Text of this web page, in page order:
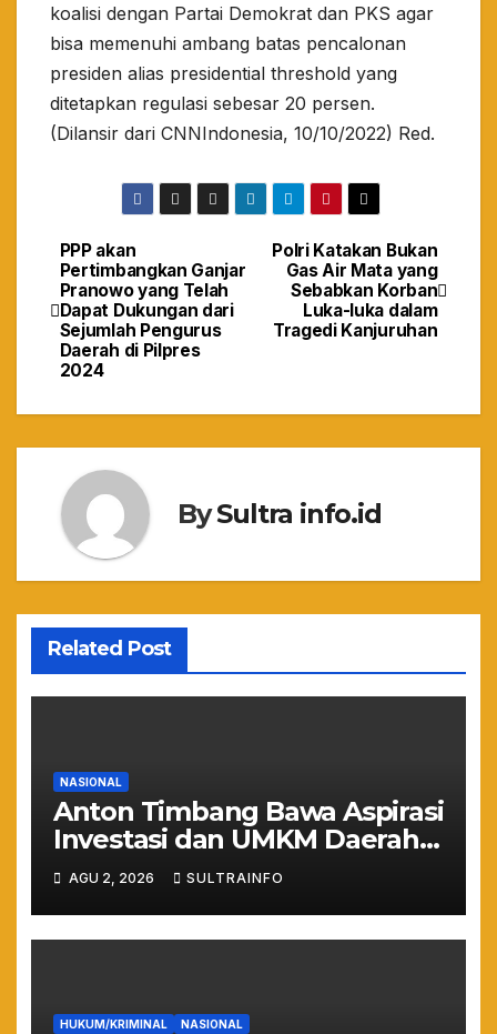
koalisi dengan Partai Demokrat dan PKS agar
bisa memenuhi ambang batas pencalonan
presiden alias presidential threshold yang
ditetapkan regulasi sebesar 20 persen.
(Dilansir dari CNNIndonesia, 10/10/2022) Red.
Navigasi
pos
Polri Katakan Bukan
Gas Air Mata yang
Sebabkan Korban
Luka-luka dalam
Tragedi Kanjuruhan
PPP akan
Pertimbangkan Ganjar
Pranowo yang Telah
Dapat Dukungan dari
Sejumlah Pengurus
Daerah di Pilpres
2024
BySultra info.id
Related Post
NASIONAL
Anton Timbang Bawa Aspirasi
Investasi dan UMKM Daerah
ke Istana Merdeka
AGU 2, 2026 SULTRAINFO
HUKUM/KRIMINAL NASIONAL